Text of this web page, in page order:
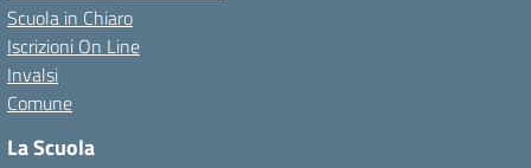
Scuola in Chiaro
Iscrizioni On Line
Invalsi
Comune
La Scuola